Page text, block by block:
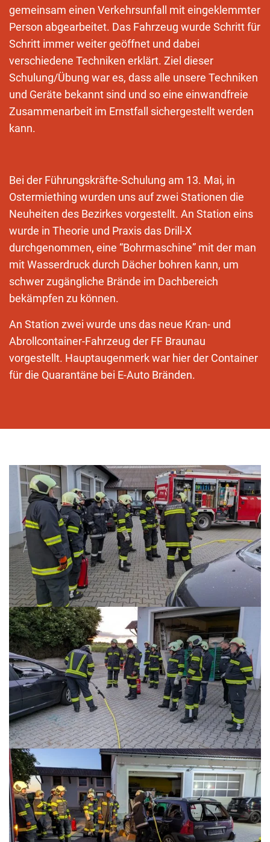
gemeinsam einen Verkehrsunfall mit eingeklemmter
Person abgearbeitet. Das Fahrzeug wurde Schritt für
Schritt immer weiter geöffnet und dabei
verschiedene Techniken erklärt. Ziel dieser
Schulung/Übung war es, dass alle unsere Techniken
und Geräte bekannt sind und so eine einwandfreie
Zusammenarbeit im Ernstfall sichergestellt werden
kann.
Bei der Führungskräfte-Schulung am 13. Mai, in
Ostermiething wurden uns auf zwei Stationen die
Neuheiten des Bezirkes vorgestellt. An Station eins
wurde in Theorie und Praxis das Drill-X
durchgenommen, eine “Bohrmaschine” mit der man
mit Wasserdruck durch Dächer bohren kann, um
schwer zugängliche Brände im Dachbereich
bekämpfen zu können.
An Station zwei wurde uns das neue Kran- und
Abrollcontainer-Fahrzeug der FF Braunau
vorgestellt. Hauptaugenmerk war hier der Container
für die Quarantäne bei E-Auto Bränden.